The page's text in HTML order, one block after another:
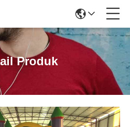
Produk